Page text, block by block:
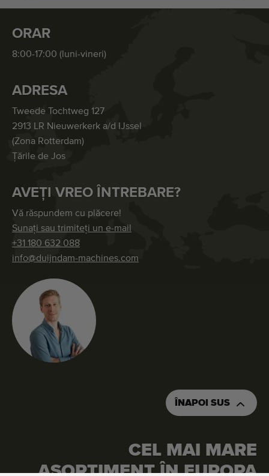
COMANDAȚI ACEASTĂ MAȘINĂ
ORAR
8:00-17:00 (luni-vineri)
ADRESA
Tweede Tochtweg 127
2913 LR Nieuwerkerk a/d IJssel
(Zona Rotterdam)
Țările de Jos
AVEȚI VREO ÎNTREBARE?
Vă răspundem cu plăcere!
Sunați sau trimiteți un e-mail
+31 180 632 088
info@duijndam-machines.com
ÎNAPOI SUS
CEL MAI MARE
ASORTIMENT ÎN EUROPA